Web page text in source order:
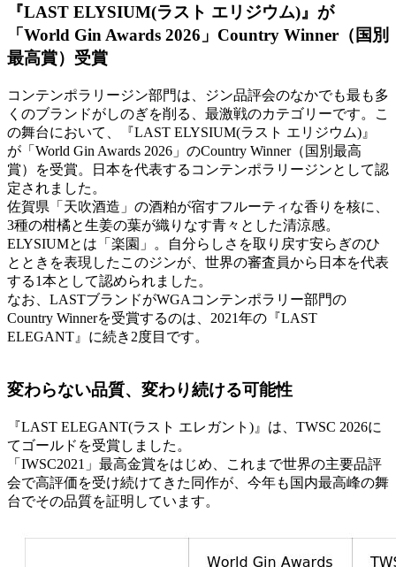
『LAST ELYSIUM(ラスト エリジウム)』が
「World Gin Awards 2026」Country Winner（国別
最高賞）受賞
コンテンポラリージン部門は、ジン品評会のなかでも最も多
くのブランドがしのぎを削る、最激戦のカテゴリーです。こ
の舞台において、『LAST ELYSIUM(ラスト エリジウム)』
が「World Gin Awards 2026」のCountry Winner（国別最高
賞）を受賞。日本を代表するコンテンポラリージンとして認
定されました。
佐賀県「天吹酒造」の酒粕が宿すフルーティな香りを核に、
3種の柑橘と生姜の葉が織りなす青々とした清涼感。
ELYSIUMとは「楽園」。自分らしさを取り戻す安らぎのひ
とときを表現したこのジンが、世界の審査員から日本を代表
する1本として認められました。
なお、LASTブランドがWGAコンテンポラリー部門の
Country Winnerを受賞するのは、2021年の『LAST
ELEGANT』に続き2度目です。
変わらない品質、変わり続ける可能性
『LAST ELEGANT(ラスト エレガント)』は、TWSC 2026に
てゴールドを受賞しました。
「IWSC2021」最高金賞をはじめ、これまで世界の主要品評
会で高評価を受け続けてきた同作が、今年も国内最高峰の舞
台でその品質を証明しています。